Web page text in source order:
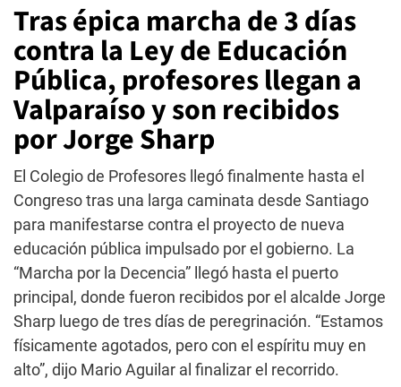
Tras épica marcha de 3 días
contra la Ley de Educación
Pública, profesores llegan a
Valparaíso y son recibidos
por Jorge Sharp
El Colegio de Profesores llegó finalmente hasta el
Congreso tras una larga caminata desde Santiago
para manifestarse contra el proyecto de nueva
educación pública impulsado por el gobierno. La
“Marcha por la Decencia” llegó hasta el puerto
principal, donde fueron recibidos por el alcalde Jorge
Sharp luego de tres días de peregrinación. “Estamos
físicamente agotados, pero con el espíritu muy en
alto”, dijo Mario Aguilar al finalizar el recorrido.